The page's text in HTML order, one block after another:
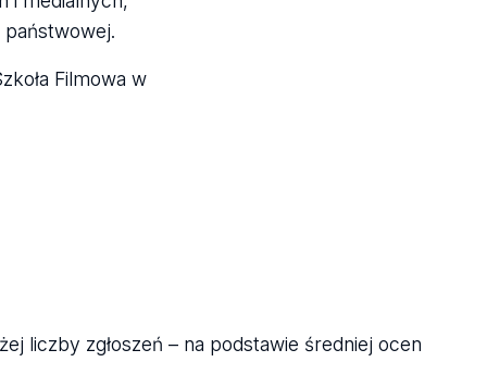
Filmowa w
liczby zgłoszeń – na podstawie średniej ocen